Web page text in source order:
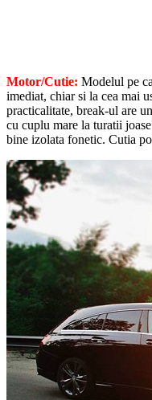
Motor/Cutie: Modelul pe
imediat, chiar si la cea mai
practicalitate, break-ul are
cu cuplu mare la turatii
bine izolata fonetic. Cutia